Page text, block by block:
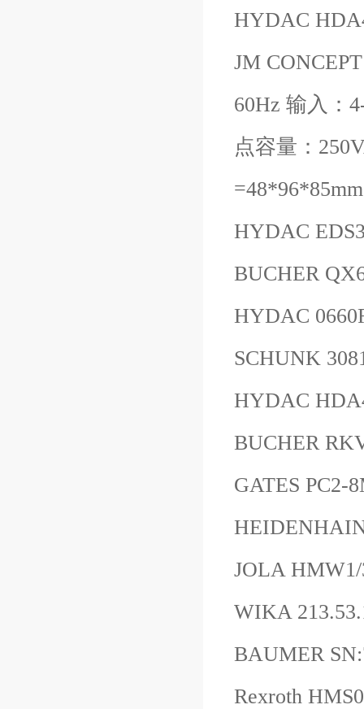
HYDAC
JM
60Hz 输入：
点容量：
HYDAC
BUCHER
HYDAC
SCHUNK
HYDAC
BUCHER
GATES PC2-
JOLA
WIKA
BAUMER
Rexroth